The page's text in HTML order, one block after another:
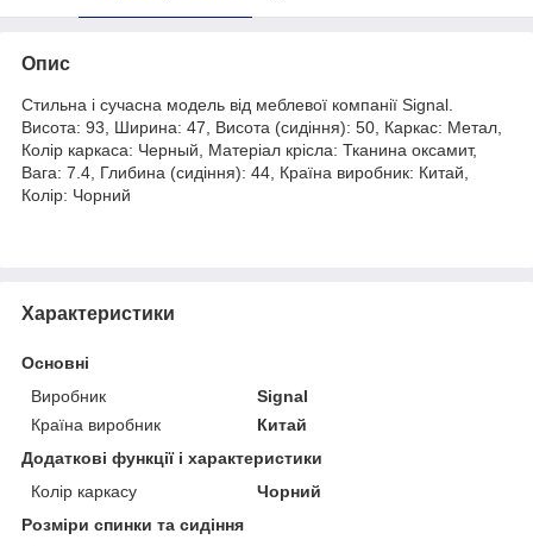
Опис
Стильна і сучасна модель від меблевої компанії Signal.
Висота: 93, Ширина: 47, Висота (сидіння): 50, Каркас: Метал,
Колір каркаса: Черный, Матеріал крісла: Тканина оксамит,
Вага: 7.4, Глибина (сидіння): 44, Країна виробник: Китай,
Колір: Чорний
Характеристики
Основні
Виробник
Signal
Країна виробник
Китай
Додаткові функції і характеристики
Колір каркасу
Чорний
Розміри спинки та сидіння